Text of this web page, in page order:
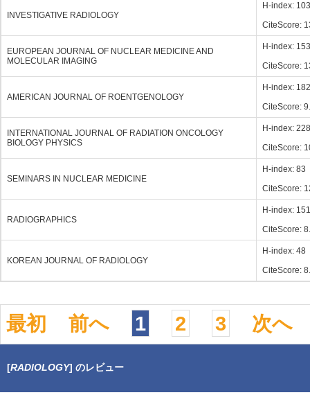
INVESTIGATIVE RADIOLOGY
H-index: 103
CiteScore:
EUROPEAN JOURNAL OF NUCLEAR MEDICINE AND
MOLECULAR IMAGING
H-index: 153
CiteScore:
AMERICAN JOURNAL OF ROENTGENOLOGY
H-index: 182
CiteScore:
INTERNATIONAL JOURNAL OF RADIATION ONCOLOGY
BIOLOGY PHYSICS
H-index: 228
CiteScore:
SEMINARS IN NUCLEAR MEDICINE
H-index: 83
CiteScore:
RADIOGRAPHICS
H-index: 151
CiteScore:
KOREAN JOURNAL OF RADIOLOGY
H-index: 48
CiteScore:
最初 前へ 1 2 3 次へ
[RADIOLOGY] のレビュー